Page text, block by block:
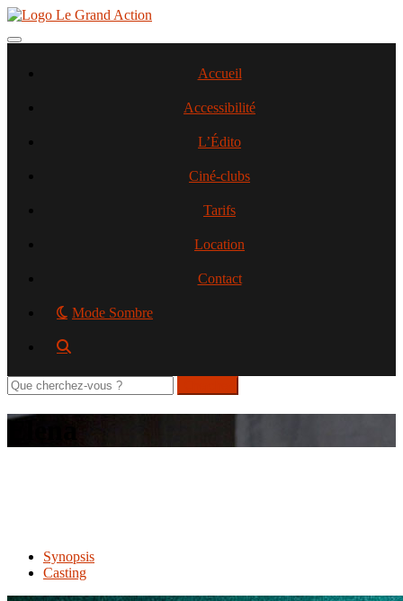
Aller
contenu
Toggle navigation
Accueil
Accessibilité
L’Édito
Ciné-clubs
Tarifs
Location
Contact
Mode Sombre
Rechercher
sur
le
Elena
Synopsis
Casting